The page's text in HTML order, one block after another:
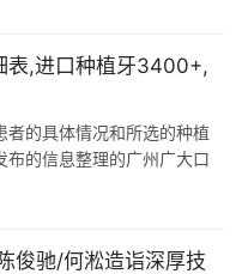
表,进口种植牙3400+,
者的具体情况和所选的种植
的信息整理的广州广大口
俊驰/何淞造诣深厚技